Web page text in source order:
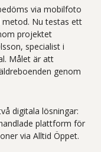
via mobilfoto
metod. Nu testas ett
projektet
specialist i
Målet är att
genom
digitala lösningar:
plattform för
via Alltid Öppet.